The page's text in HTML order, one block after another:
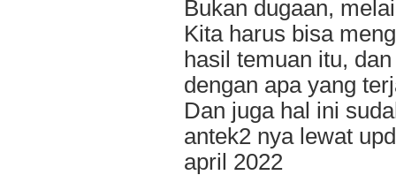
Bukan dugaan,
Kita harus bisa
hasil temuan itu,
dengan apa yang
Dan juga hal ini
antek2 nya lewat
april 2022